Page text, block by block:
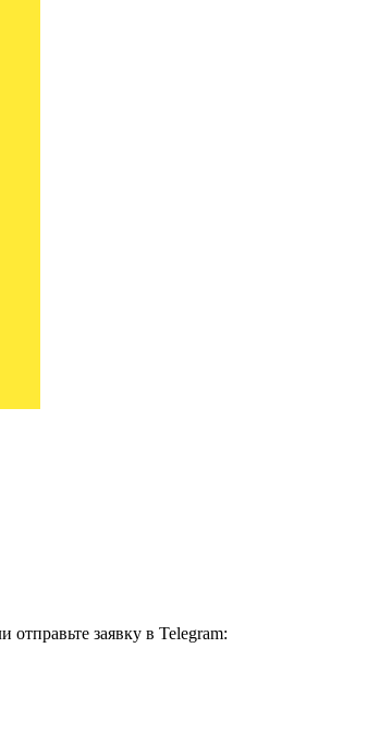
заявку в Telegram: